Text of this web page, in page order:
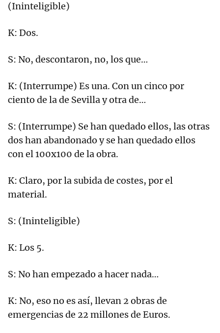
(Ininteligible)
K: Dos.
S: No, descontaron, no, los que…
K: (Interrumpe) Es una. Con un cinco por
ciento de la de Sevilla y otra de…
S: (Interrumpe) Se han quedado ellos, las otras
dos han abandonado y se han quedado ellos
con el 100x100 de la obra.
K: Claro, por la subida de costes, por el
material.
S: (Ininteligible)
K: Los 5.
S: No han empezado a hacer nada…
K: No, eso no es así, llevan 2 obras de
emergencias de 22 millones de Euros.